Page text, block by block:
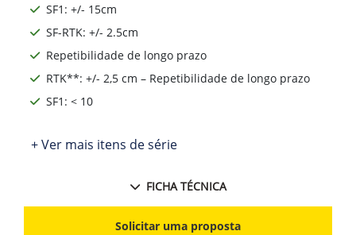
SF1: +/- 15cm
SF-RTK: +/- 2.5cm
Repetibilidade de longo prazo
RTK**: +/- 2,5 cm – Repetibilidade de longo prazo
SF1: < 10
+ Ver mais itens de série
FICHA TÉCNICA
Solicitar uma proposta